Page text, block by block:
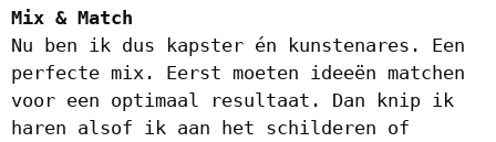
Mix & Match
Nu ben ik dus kapster én kunstenares. Een
perfecte mix. Eerst moeten ideeën matchen
voor een optimaal resultaat. Dan knip ik
haren alsof ik aan het schilderen of